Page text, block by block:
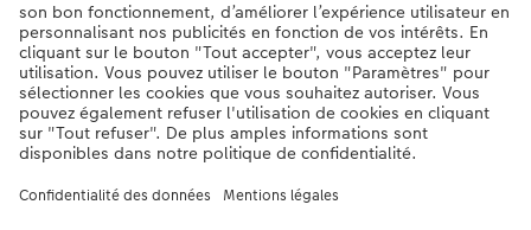
La Migros
Si vous avez des questions concernant nos produits ou votre commande,
n'hésitez pas à nous contacter du lundi au dimanche, de 9h00 à 20h00
(hors jours fériés), au numéro de téléphone 043 5500 295• 7j/7 • de 9h à
20h